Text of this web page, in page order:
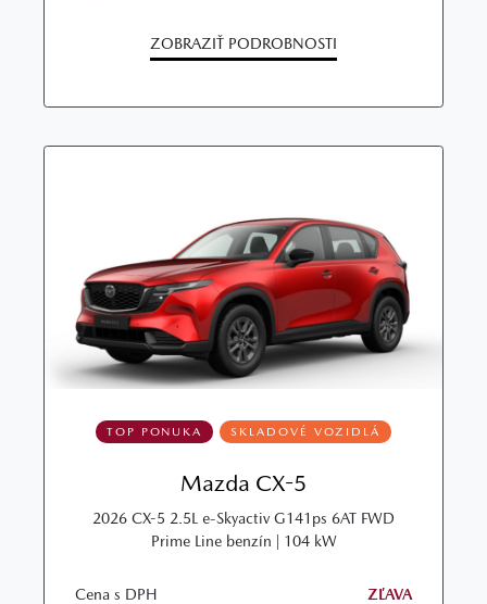
ZOBRAZIŤ PODROBNOSTI
TOP PONUKA SKLADOVÉ VOZIDLÁ
Mazda CX-5
2026 CX-5 2.5L e-Skyactiv G141ps 6AT FWD
Prime Line benzín | 104 kW
Cena s DPH ZĽAVA